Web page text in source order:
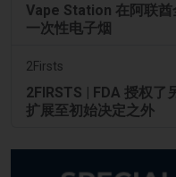
Vape Station 在阿联
一次性电子烟
2Firsts
2FIRSTS | FDA 授权
扩展至初始决定之外